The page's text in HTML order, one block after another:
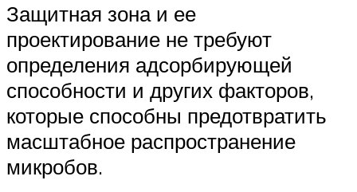
Защитная зона и ее
проектирование не требуют
определения адсорбирующей
способности и других факторов,
которые способны предотвратить
масштабное распространение
микробов.